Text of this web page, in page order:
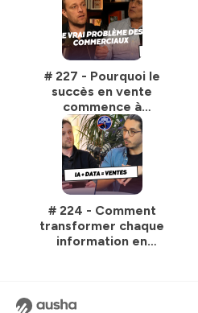
# 227 - Pourquoi le
succès en vente
commence à
l’intérieur de soi
avec François Rollin
# 224 - Comment
transformer chaque
information en
Ellisphere